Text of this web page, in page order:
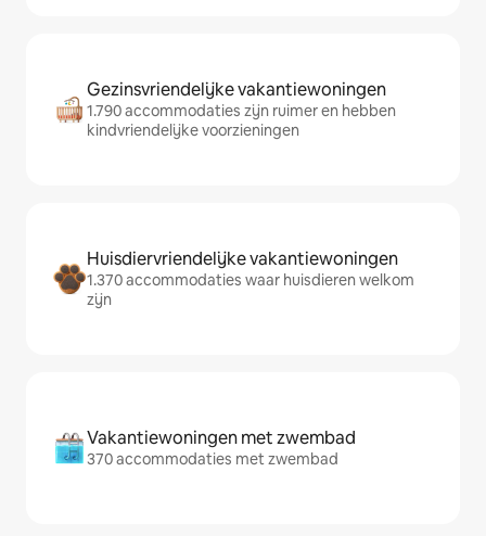
Gezinsvriendelijke vakantiewoningen
1.790 accommodaties zijn ruimer en hebben
kindvriendelijke voorzieningen
Huisdiervriendelijke vakantiewoningen
1.370 accommodaties waar huisdieren welkom
zijn
Vakantiewoningen met zwembad
370 accommodaties met zwembad